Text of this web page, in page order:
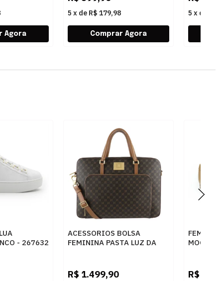
5 x de R$ 179,98 5 x de
- 267632
ACESSORIOS BOLSA
FEMININA PASTA LUZ DA
R$ 1.499,90 R$